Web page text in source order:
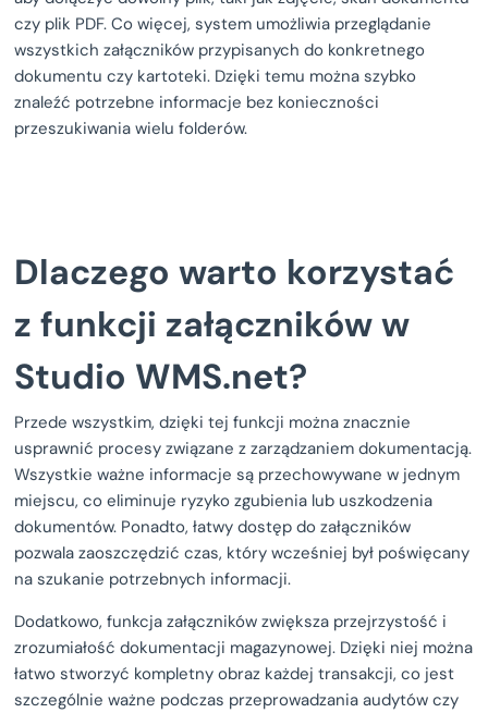
czy plik PDF. Co więcej, system umożliwia przeglądanie
wszystkich załączników przypisanych do konkretnego
dokumentu czy kartoteki. Dzięki temu można szybko
znaleźć potrzebne informacje bez konieczności
przeszukiwania wielu folderów.
Dlaczego warto korzystać
z funkcji załączników w
Studio WMS.net?
Przede wszystkim, dzięki tej funkcji można znacznie
usprawnić procesy związane z zarządzaniem dokumentacją.
Wszystkie ważne informacje są przechowywane w jednym
miejscu, co eliminuje ryzyko zgubienia lub uszkodzenia
dokumentów. Ponadto, łatwy dostęp do załączników
pozwala zaoszczędzić czas, który wcześniej był poświęcany
na szukanie potrzebnych informacji.
Dodatkowo, funkcja załączników zwiększa przejrzystość i
zrozumiałość dokumentacji magazynowej. Dzięki niej można
łatwo stworzyć kompletny obraz każdej transakcji, co jest
szczególnie ważne podczas przeprowadzania audytów czy